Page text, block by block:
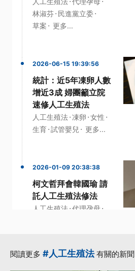
林淑芬· 民進黨立委·
草案 · 更多...
2026-06-15 19:39:56
統計：近5年凍卵人數
增近3成 婦團籲立院
速修人工生殖法
人工生殖法·凍卵 ·女性 ·
生育·試管嬰兒 · 更多...
2026-01-09 20:38:38
柯文哲拜會韓國瑜 請
託人工生殖法修法
人工生殖法·代理孕母·
閱讀更多 #人工生殖法有關的新聞